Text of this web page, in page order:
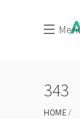
343
HOME